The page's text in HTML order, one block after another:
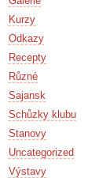
Kurzy
Odkazy
Recepty
Různé
Sajansk
Schůzky klubu
Stanovy
Uncategorized
Výstavy